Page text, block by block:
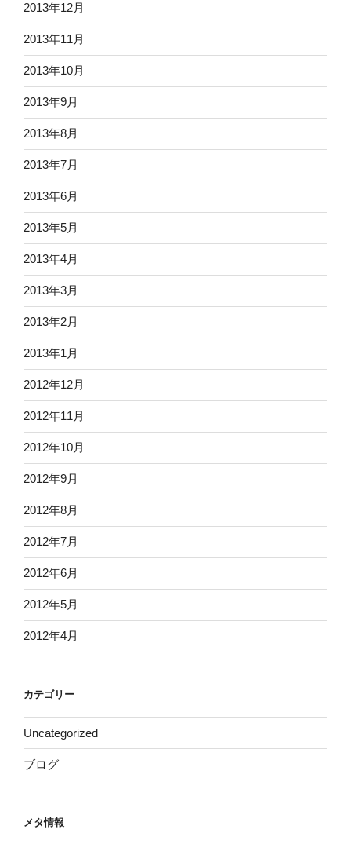
2013年12月
2013年11月
2013年10月
2013年9月
2013年8月
2013年7月
2013年6月
2013年5月
2013年4月
2013年3月
2013年2月
2013年1月
2012年12月
2012年11月
2012年10月
2012年9月
2012年8月
2012年7月
2012年6月
2012年5月
2012年4月
カテゴリー
Uncategorized
ブログ
メタ情報